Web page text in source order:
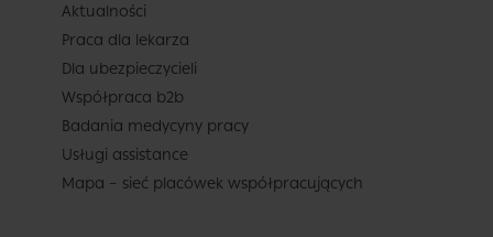
Aktualności
Praca dla lekarza
Dla ubezpieczycieli
Współpraca b2b
Badania medycyny pracy
Usługi assistance
Mapa – sieć placówek współpracujących